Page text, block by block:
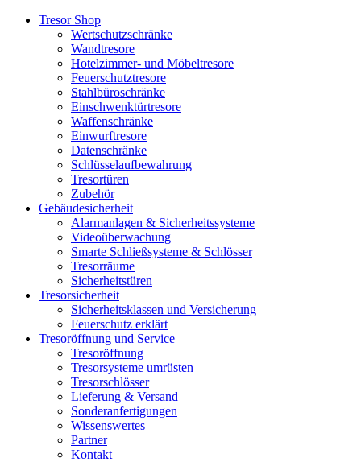
Tresor Shop
Wertschutzschränke
Wandtresore
Hotelzimmer- und Möbeltresore
Feuerschutztresore
Stahlbüroschränke
Einschwenktürtresore
Waffenschränke
Einwurftresore
Datenschränke
Schlüsselaufbewahrung
Tresortüren
Zubehör
Gebäudesicherheit
Alarmanlagen & Sicherheitssysteme
Videoüberwachung
Smarte Schließsysteme & Schlösser
Tresorräume
Sicherheitstüren
Tresorsicherheit
Sicherheitsklassen und Versicherung
Feuerschutz erklärt
Tresoröffnung und Service
Tresoröffnung
Tresorsysteme umrüsten
Tresorschlösser
Lieferung & Versand
Sonderanfertigungen
Wissenswertes
Partner
Kontakt